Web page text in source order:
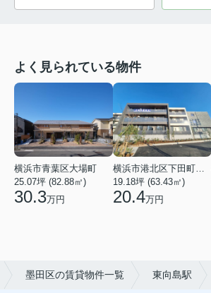
よく見られている物件
横浜市青葉区大場町
25.07坪 (82.88㎡)
30.3万円
19.18坪 (63.43㎡)
20.4万円
墨田区の賃貸物件一覧 東向島駅